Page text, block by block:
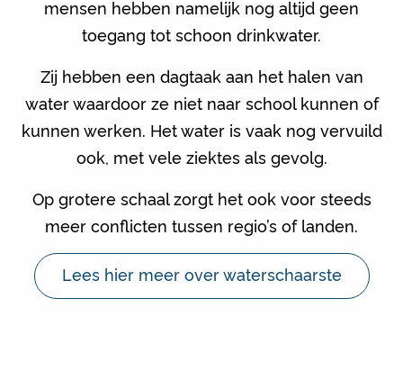
mensen hebben namelijk nog altijd geen
toegang tot schoon drinkwater.
Zij hebben een dagtaak aan het halen van
water waardoor ze niet naar school kunnen of
kunnen werken. Het water is vaak nog vervuild
ook, met vele ziektes als gevolg.
Op grotere schaal zorgt het ook voor steeds
meer conflicten tussen regio’s of landen.
Lees hier meer over waterschaarste